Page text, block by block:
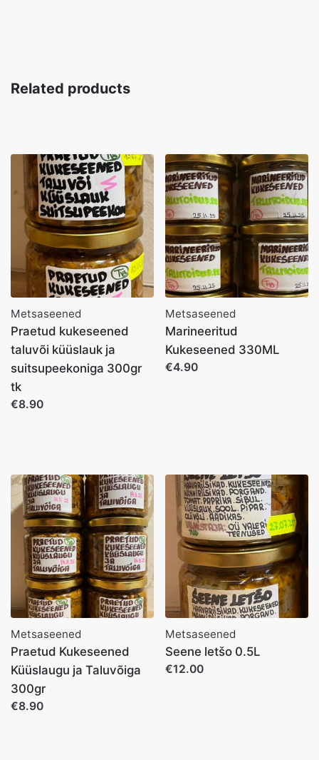
Related products
Metsaseened
Praetud kukeseened
taluvõi küüslauk ja
suitsupeekoniga 300gr
tk
€8.90
Metsaseened
Marineeritud
Kukeseened 330ML
€4.90
Metsaseened
Praetud Kukeseened
Küüslaugu ja Taluvõiga
300gr
€8.90
Metsaseened
Seene letšo 0.5L
€12.00